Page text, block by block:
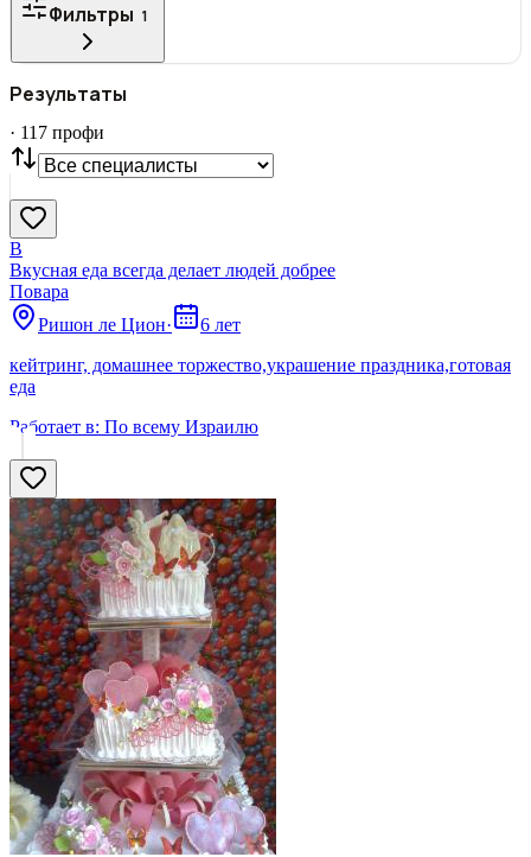
Фильтры 1
Все
СТАТУС
VIP С фото
Нашли
Сбросить
Результаты
· 117 профи
В
Вкусная еда всегда делает людей добрее
Поварa
Ришон ле Цион·
6 лет
кейтринг, домашнее торжество,украшение праздника,готовая
еда
Работает в: По всему Израилю